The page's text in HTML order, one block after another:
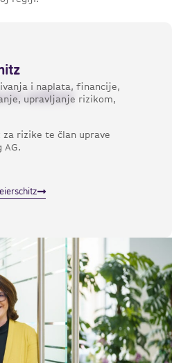
odbor
i naplata, financije,
upravljanje rizikom,
rizike te član uprave
AG.